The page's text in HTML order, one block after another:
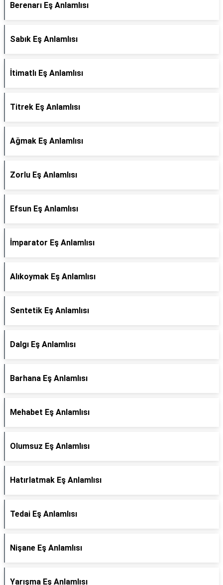
Berenarı Eş Anlamlısı
Sabık Eş Anlamlısı
İtimatlı Eş Anlamlısı
Titrek Eş Anlamlısı
Ağmak Eş Anlamlısı
Zorlu Eş Anlamlısı
Efsun Eş Anlamlısı
İmparator Eş Anlamlısı
Alıkoymak Eş Anlamlısı
Sentetik Eş Anlamlısı
Dalgı Eş Anlamlısı
Barhana Eş Anlamlısı
Mehabet Eş Anlamlısı
Olumsuz Eş Anlamlısı
Hatırlatmak Eş Anlamlısı
Tedai Eş Anlamlısı
Nişane Eş Anlamlısı
Yarışma Eş Anlamlısı